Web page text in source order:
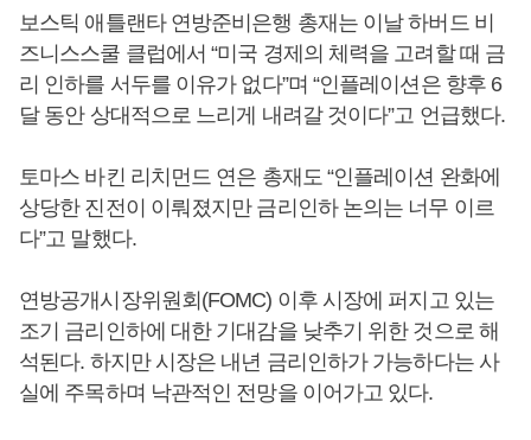
보스틱 애틀랜타 연방준비은행 총재는 이날 하버드 비
즈니스스쿨 클럽에서 “미국 경제의 체력을 고려할 때 금
리 인하를 서두를 이유가 없다”며 “인플레이션은 향후 6
달 동안 상대적으로 느리게 내려갈 것이다”고 언급했다.
토마스 바킨 리치먼드 연은 총재도 “인플레이션 완화에
상당한 진전이 이뤄졌지만 금리인하 논의는 너무 이르
다”고 말했다.
연방공개시장위원회(FOMC) 이후 시장에 퍼지고 있는
조기 금리인하에 대한 기대감을 낮추기 위한 것으로 해
석된다. 하지만 시장은 내년 금리인하가 가능하다는 사
실에 주목하며 낙관적인 전망을 이어가고 있다.